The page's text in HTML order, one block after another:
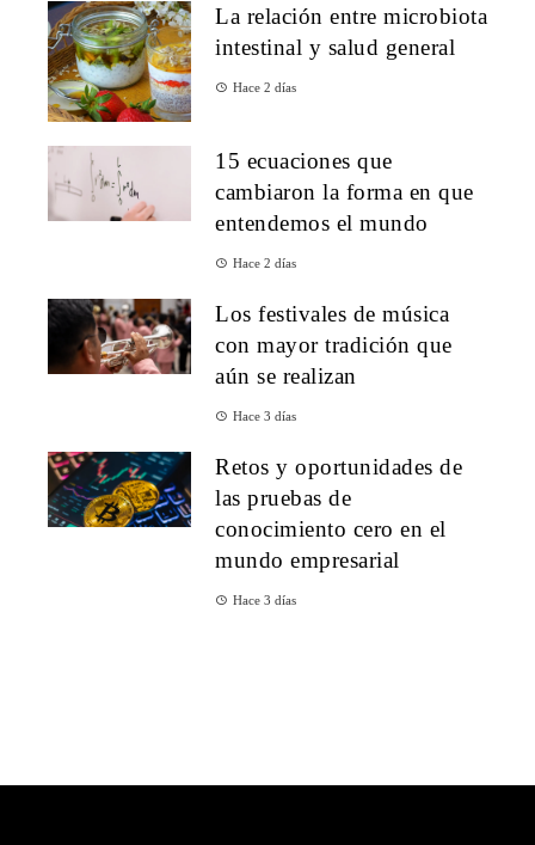
La relación entre microbiota
intestinal y salud general
Hace 2 días
15 ecuaciones que
cambiaron la forma en que
entendemos el mundo
Hace 2 días
Los festivales de música
con mayor tradición que
aún se realizan
Hace 3 días
Retos y oportunidades de
las pruebas de
conocimiento cero en el
mundo empresarial
Hace 3 días